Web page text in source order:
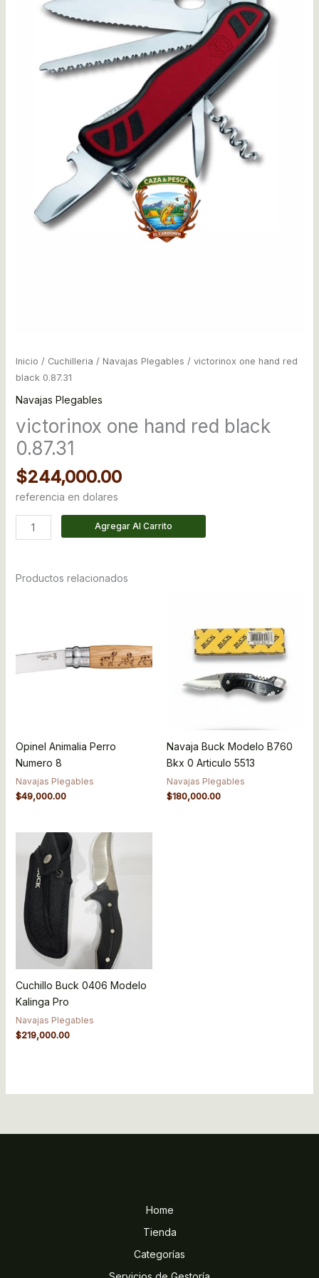
Inicio / Cuchilleria / Navajas Plegables / victorinox one hand red
black 0.87.31
Navajas Plegables
victorinox one hand red black
0.87.31
$244,000.00
referencia en dolares
Agregar Al Carrito
Productos relacionados
Opinel Animalia Perro
Numero 8
Navajas Plegables
$49,000.00
Navaja Buck Modelo B760
Bkx 0 Articulo 5513
Navajas Plegables
$180,000.00
Cuchillo Buck 0406 Modelo
Kalinga Pro
Navajas Plegables
$219,000.00
Home
Tienda
Categorías